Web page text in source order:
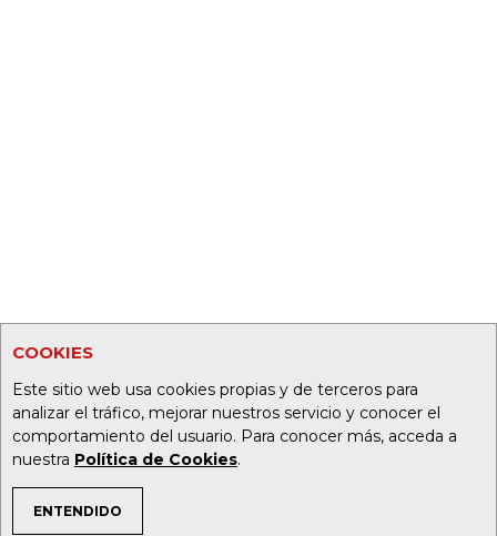
COOKIES
Este sitio web usa cookies propias y de terceros para
analizar el tráfico, mejorar nuestros servicio y conocer el
comportamiento del usuario. Para conocer más, acceda a
nuestra Política de Cookies.
ENTENDIDO
TEMAS DE INTERÉS